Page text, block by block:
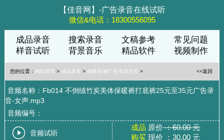
【佳音网】-广告录音在线试听
微信&电话：18300556095
成品录音 搜索录音 文稿参考
常见问题
样音试听
背景音乐 精品软件 视频制作
您的位置： 网站首页 > 成品录音 >保暖衣/裤广告录音大全 > <<返回
音频名称：Fb014 不倒绒竹炭美体保暖裤打底裤25元至35元广告录
音-女声.mp3
音频编号：
音频试听
成品 原价：60.00 元
购买 现价 ：30.00 元